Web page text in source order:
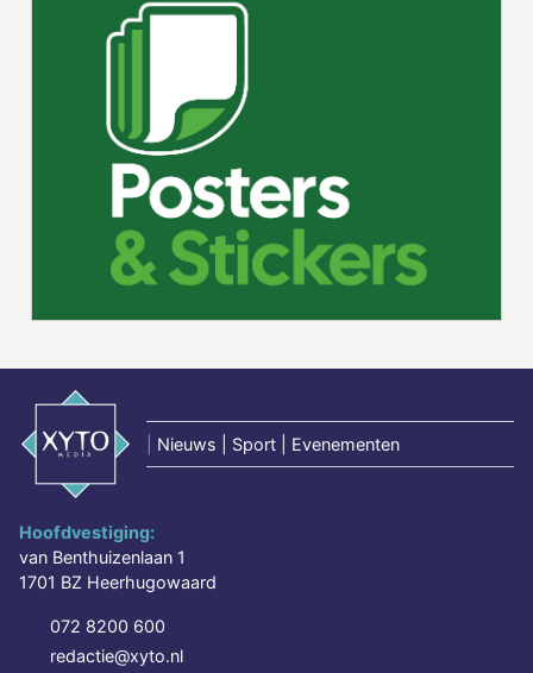
Nieuws | Sport | Evenementen
Hoofdvestiging:
van Benthuizenlaan 1
1701 BZ Heerhugowaard
072 8200 600
redactie@xyto.nl